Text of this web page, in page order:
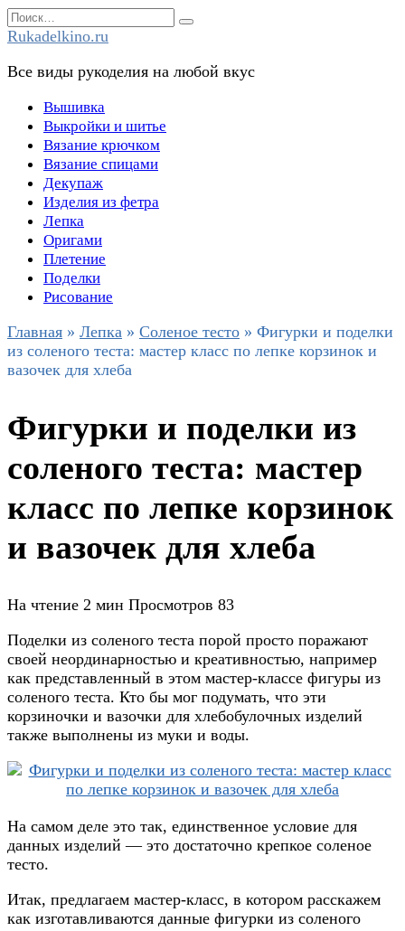
Перейти
к
Search
for:
Rukadelkino.ru
Все виды рукоделия на любой вкус
Вышивка
Выкройки и шитье
Вязание крючком
Вязание спицами
Декупаж
Изделия из фетра
Лепка
Оригами
Плетение
Поделки
Рисование
Главная » Лепка » Соленое тесто » Фигурки и поделки
из соленого теста: мастер класс по лепке корзинок и
вазочек для хлеба
Фигурки и поделки из
соленого теста: мастер
класс по лепке корзинок
и вазочек для хлеба
На чтение 2 мин Просмотров 83
Поделки из соленого теста порой просто поражают
своей неординарностью и креативностью, например
как представленный в этом мастер-классе фигуры из
соленого теста. Кто бы мог подумать, что эти
корзиночки и вазочки для хлебобулочных изделий
также выполнены из муки и воды.
На самом деле это так, единственное условие для
данных изделий — это достаточно крепкое соленое
тесто.
Итак, предлагаем мастер-класс, в котором расскажем
как изготавливаются данные фигурки из соленого